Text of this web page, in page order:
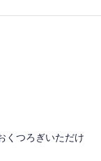
くつろぎいただけ